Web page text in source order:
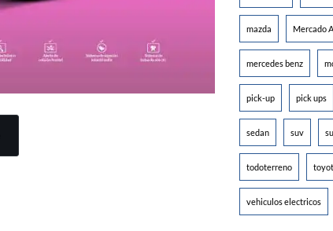
mazda Mercado
mercedes benz
pick-up pick ups
sedan suv
todoterreno
vehiculos electricos